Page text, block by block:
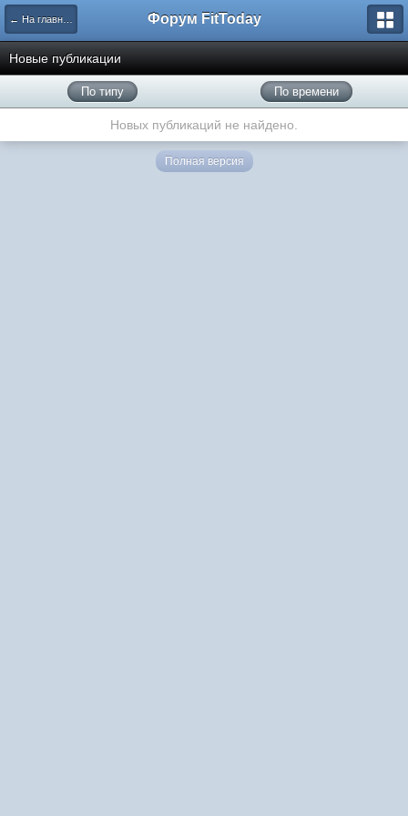
← На главную Форум FitToday
Новые публикации
По типу По времени
Новых публикаций не найдено.
Полная версия